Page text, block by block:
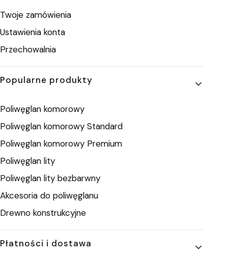
Twoje zamówienia
Ustawienia konta
Przechowalnia
Popularne produkty
Poliwęglan komorowy
Poliwęglan komorowy Standard
Poliwęglan komorowy Premium
Poliwęglan lity
Poliwęglan lity bezbarwny
Akcesoria do poliwęglanu
Drewno konstrukcyjne
Płatności i dostawa